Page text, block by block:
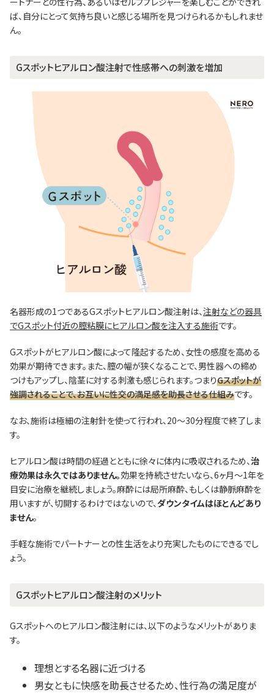
ば、自分にとって気持ち良いと感じる場所を見つけられるかもしれませ
ん。
Gスポットヒアルロン酸注射で性感帯への刺激を増加
名器形成の1つであるGスポットヒアルロン酸注射は、注射などの器具
でGスポット付近の膣粘膜にヒアルロン酸を注入する施術です。
Gスポットがヒアルロン酸によって隆起するため、女性の感度を高める
効果が期待できます。また、膣の幅が狭くなることで、男性器への締め
つけもアップし、陰茎に対する刺激も感じられます。つまりGスポットが
強調されることで、お互いに性交の満足感を助長させる仕組みです。
なお、施術は極細の注射針を使って行われ、20～30分程度で終了しま
す。
ヒアルロン酸は時間の経過とともに徐々に体内に吸収されるため、治
療効果は永久ではありません。効果を持続させたいなら、6ヶ月～1年を
目安に治療を継続しましょう。麻酔には局所麻酔、もしくは静脈麻酔を
用いますが、切開するわけではないので、ダウンタイムはほとんどあり
ません。
手軽な施術でパートナーとの性生活をより充実したものにできるでし
ょう。
Gスポットヒアルロン酸注射のメリット
Gスポットへのヒアルロン酸注射には、以下のようなメリットがありま
す。
理想とする名器に近づける
男女ともに快感を助長させるため、性行為の満足度が